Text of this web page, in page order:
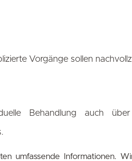
Vorgänge sollen
Behandlung auch
umfassende Informationen.